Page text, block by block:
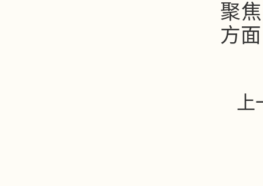
聚
方